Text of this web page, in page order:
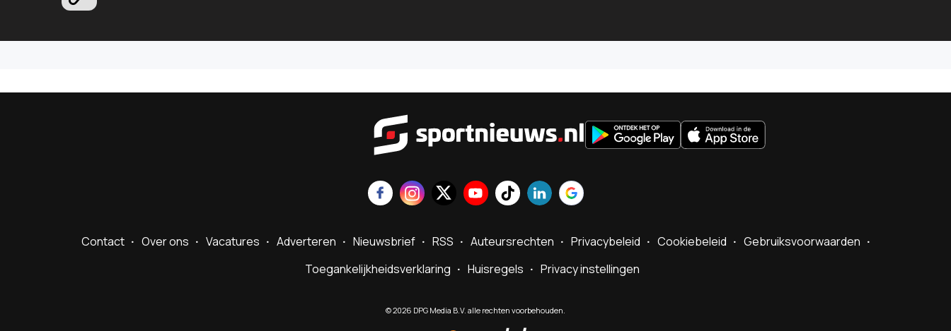
Sportnieuws.nl
Contact Over ons Vacatures Adverteren Nieuwsbrief RSS Auteursrechten Privacybeleid Cookiebeleid
Gebruiksvoorwaarden
Toegankelijkheidsverklaring
Huisregels Privacy instellingen
©2026 DPG Media B.V. alle rechten voorbehouden.